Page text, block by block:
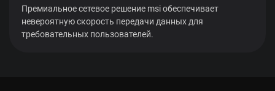
Премиальное сетевое решение msi обеспечивает
невероятную скорость передачи данных для
требовательных пользователей.